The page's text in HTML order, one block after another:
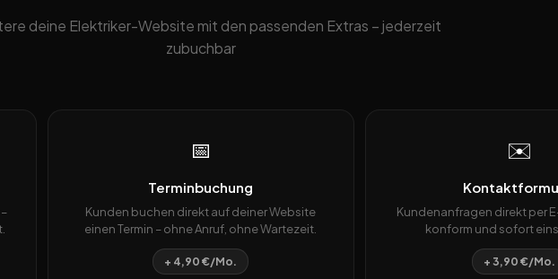
deine Elektriker-Website mit den passenden Extras – jederzeit
zubuchbar
📅
Terminbuchung
Kunden buchen direkt auf deiner Website
einen Termin – ohne Anruf, ohne Wartezeit.
+ 4,90 €/Mo.
✉️
Kundenanfragen direkt per
konform und sofort
+ 3,90 €/Mo.